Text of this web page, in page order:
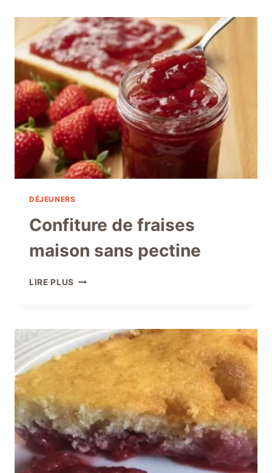
L’INSTANT
POT
À
3
INGRÉDIENTS
DÉJEUNERS
Confiture de fraises
maison sans pectine
LIRE PLUS CONFITURE
SANS
PECTINE